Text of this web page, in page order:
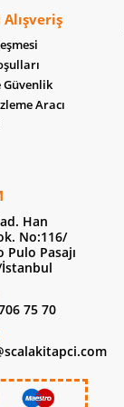
Güvenlik
Aracı
Han
No:116/
Pulo Pasajı
75 70